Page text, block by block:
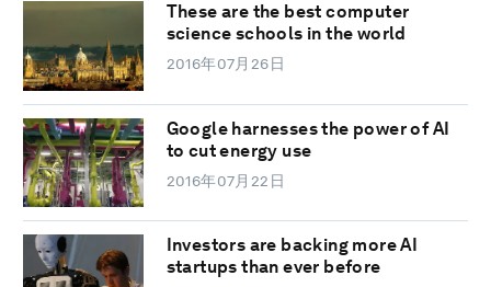
These are the best computer
science schools in the world
2016年07月26日
Google harnesses the power of AI
to cut energy use
2016年07月22日
Investors are backing more AI
startups than ever before